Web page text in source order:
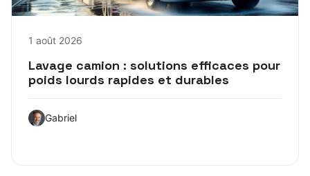
1 août 2026
Lavage camion : solutions efficaces pour
poids lourds rapides et durables
Gabriel